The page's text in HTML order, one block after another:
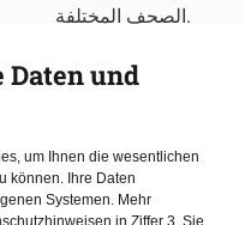
الصحف المختلفة.
أنا بطبيعتي ناشطة
رأيت ظلمًا وأشخاص
سأتولى القضية
und
um Ihnen die wesentlichen
können. Ihre Daten
Systemen. Mehr
in Ziffer 3. Sie